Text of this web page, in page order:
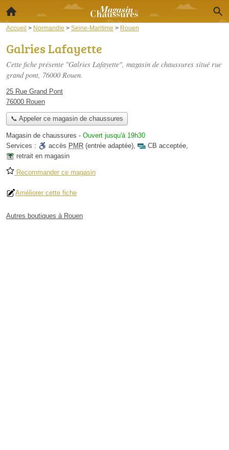
Accueil > Normandie > Seine-Maritime > Rouen
Galries Lafayette
Cette fiche présente "Galries Lafayette", magasin de chaussures situé rue
grand pont, 76000 Rouen.
25 Rue Grand Pont
76000 Rouen
📞 Appeler ce magasin de chaussures
Magasin de chaussures - Ouvert jusqu'à 19h30
Services :
accès PMR (entrée adaptée), CB acceptée,
retrait en magasin
Recommander ce magasin
Améliorer cette fiche
Autres boutiques à Rouen